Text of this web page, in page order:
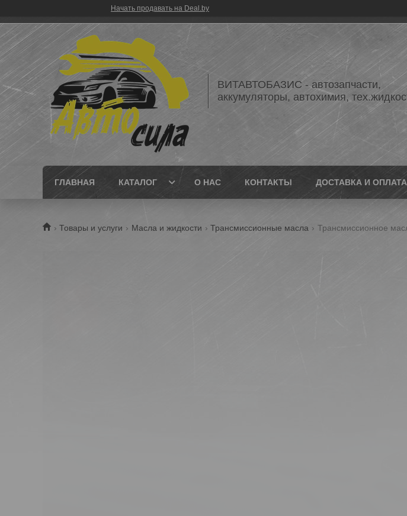
Начать продавать на Deal.by
ВИТАВТОБАЗИС - автозапчасти,
аккумуляторы, автохимия,
ГЛАВНАЯ КАТАЛОГ О НАС КОНТАКТЫ ДОСТАВКА И ОПЛАТА
Товары и услуги Масла и жидкости Трансмиссионные масла Трансмиссионное